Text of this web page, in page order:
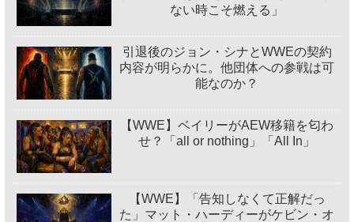
ない時こそ燃える」
引退後のジョン・シナとWWEの契約
内容が明らかに。他団体への参戦は可
能なのか？
【WWE】ベイリーがAEW移籍を匂わ
せ？「all or nothing」「All In」
【WWE】「告知しなくて正解だっ
た」マット・ハーディーがケビン・オ